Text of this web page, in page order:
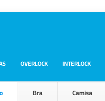
OVERLOCK INTERLOCK
Bra Camisa